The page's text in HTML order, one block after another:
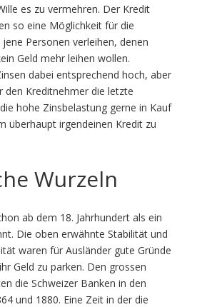
es zu vermehren. Der Kredit
so eine Möglichkeit für die
Personen verleihen, denen
Geld mehr leihen wollen.
dabei entsprechend hoch, aber
Kreditnehmer die letzte
hohe Zinsbelastung gerne in Kauf
überhaupt irgendeinen Kredit zu
Wurzeln
ab dem 18. Jahrhundert als ein
Die oben erwähnte Stabilität und
waren für Ausländer gute Gründe
Geld zu parken. Den grossen
die Schweizer Banken in den
und 1880. Eine Zeit in der die